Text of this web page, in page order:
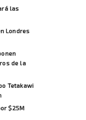
las
Londres
de la
Tetakawi
$25M